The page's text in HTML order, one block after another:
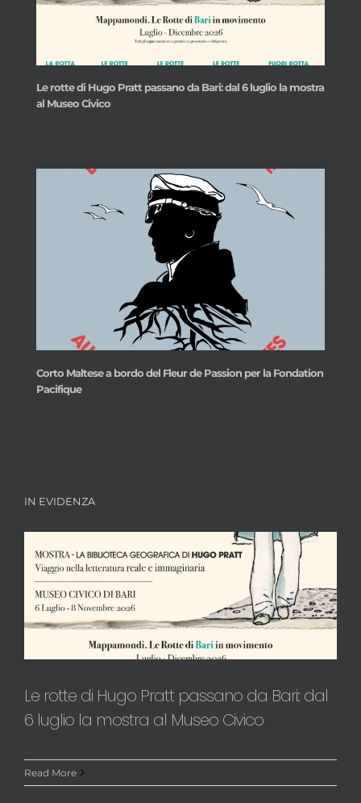
Le rotte di Hugo Pratt passano da Bari: dal 6 luglio la mostra
al Museo Civico
Corto Maltese a bordo del Fleur de Passion per la Fondation
Pacifique
IN EVIDENZA
Le rotte di Hugo Pratt passano da Bari: dal
6 luglio la mostra al Museo Civico
Read More